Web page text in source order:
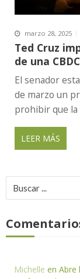
marzo 28, 2025
Ted Cruz
de una
El senador
de marzo un
prohibir que la
LEER MÁS
Buscar
por:
Michelle en Abre